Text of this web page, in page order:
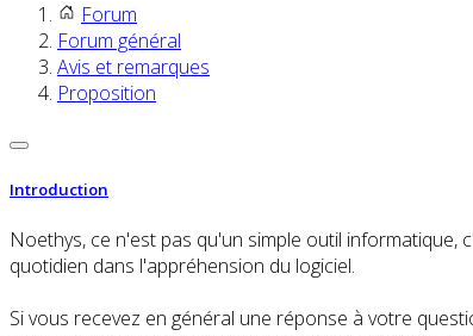
Forum
Forum général
Avis et remarques
Proposition
Introduction
Noethys, ce n'est pas qu'un simple outil
quotidien dans l'appréhension du logiciel.
Si vous recevez en général une réponse à votre